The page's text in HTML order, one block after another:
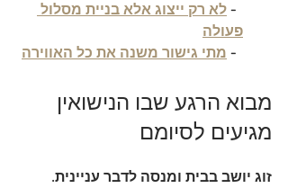
לא רק ייצוג אלא בניית מסלול
פעולה
מתי גישור משנה את כל האווירה
מבוא הרגע שבו הנישואין
מגיעים לסיומם
זוג יושב בבית ומנסה לדבר עניינית.